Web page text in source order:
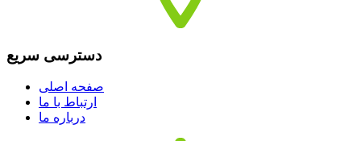
دسترسی سریع
صفحه اصلی
ارتباط با ما
درباره ما